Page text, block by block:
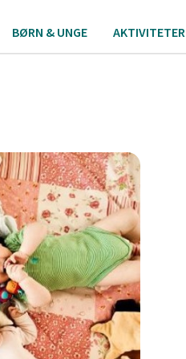
BØRN & UNGE AKTIVITETER